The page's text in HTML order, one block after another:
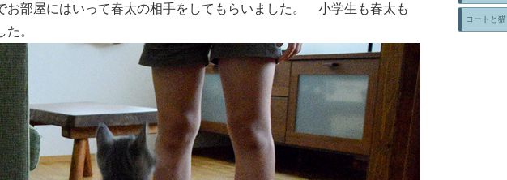
お部屋にはいって春太の相手をしてもらいました。 小学生も春太も
。
コートと猫